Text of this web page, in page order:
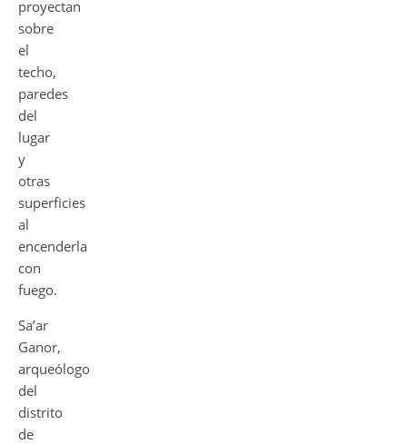
proyectan
sobre
el
techo,
paredes
del
lugar
y
otras
superficies
al
encenderla
con
fuego.
Sa’ar
Ganor,
arqueólogo
del
distrito
de